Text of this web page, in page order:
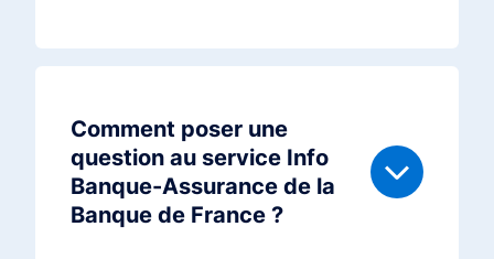
Comment poser une
question au service Info
Banque-Assurance de la
Banque de France ?